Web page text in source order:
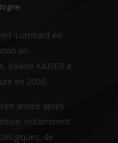
Lombard en
en
Valérie KAISER a
en 2000.
année après
notamment
de